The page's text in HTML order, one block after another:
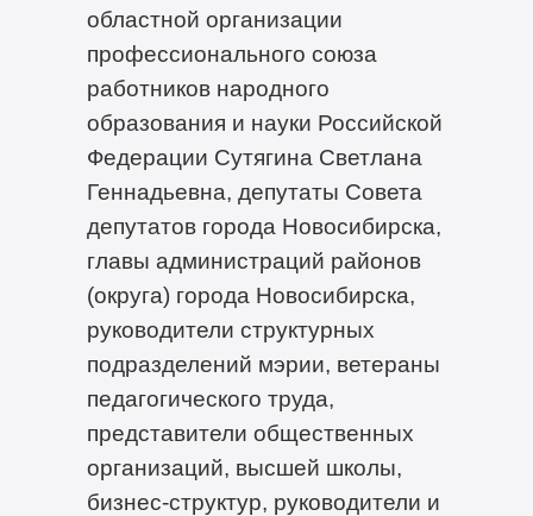
областной организации
профессионального союза
работников народного
образования и науки Российской
Федерации Сутягина Светлана
Геннадьевна, депутаты Совета
депутатов города Новосибирска,
главы администраций районов
(округа) города Новосибирска,
руководители структурных
подразделений мэрии, ветераны
педагогического труда,
представители общественных
организаций, высшей школы,
бизнес-структур, руководители и